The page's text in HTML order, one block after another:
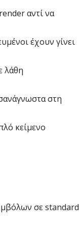
αντί να
έχουν γίνει
λάθη
στη
κείμενο
σε standard